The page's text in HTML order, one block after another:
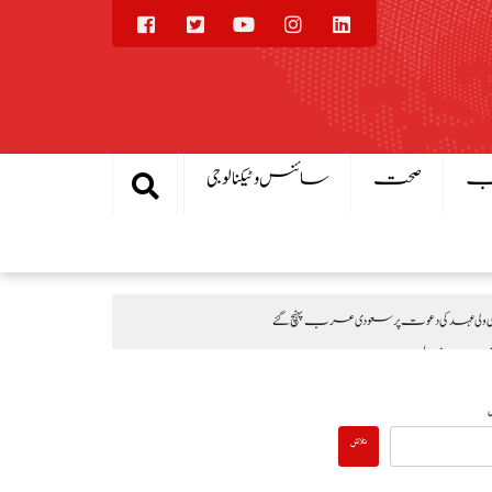
صحت
سائنس و ٹیکنالوجی
عہد کی دعوت پر سعودی عرب پہنچ گئے
تلاش